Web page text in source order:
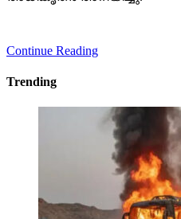
Continue Reading
Trending